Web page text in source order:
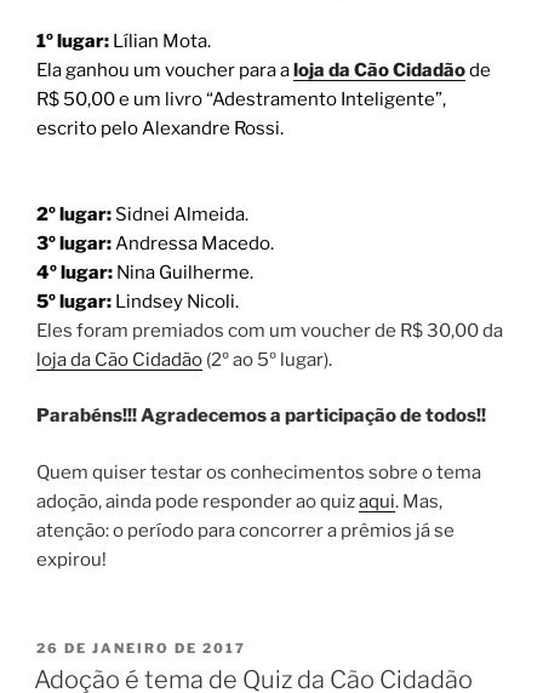
1º lugar: Lílian Mota.
Ela ganhou um voucher para aloja da Cão Cidadãode
R$ 50,00 e um livro “Adestramento Inteligente”,
escrito pelo Alexandre Rossi.
2º lugar:Sidnei Almeida.
3º lugar:Andressa Macedo.
4º lugar: Nina Guilherme.
5º lugar: Lindsey Nicoli.
Eles foram premiados com um voucher de R$ 30,00 da
loja da Cão Cidadão (2º ao 5º lugar).
Parabéns!!! Agradecemos a participação de todos!!
Quem quiser testar os conhecimentos sobre o tema
adoção, ainda pode responder ao quizaqui. Mas,
atenção: o período para concorrer a prêmios já se
expirou!
26 DE JANEIRO DE 2017
Adoção é tema de Quiz da Cão Cidadão